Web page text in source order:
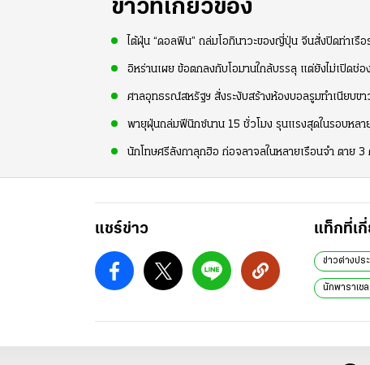
ข่าวที่เกี่ยวข้อง
ไต้ฝุ่น “ดอลฟิน” ถล่มโอกินาวะของญี่ปุ่น จีนสั่งปิดท่าเรื
อิหร่านเผย ข้อตกลงกับโอมานใกล้บรรลุ แต่ยังไม่เปิดช่
ศาลอุทธรณ์สหรัฐฯ สั่งระงับสร้างห้องบอลรูมทำเนียบข
พายุฝุ่นถล่มฟีนิกซ์นาน 15 ชั่วโมง รุนแรงสุดในรอบหล
นักโทษศรีลังกาลุกฮิอ ก่อจลาจลในหลายเรือนจำ ตาย
แชร์ข่าว แท็กที่เ
ข่าวต่างประ
นักพาราเซ